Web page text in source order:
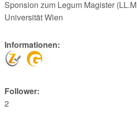
Sponsion zum Legum Magister
Universität Wien
Informationen:
Follower:
2